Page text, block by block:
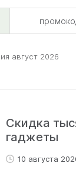
август 2026
Скидка
гаджеты
10 августа